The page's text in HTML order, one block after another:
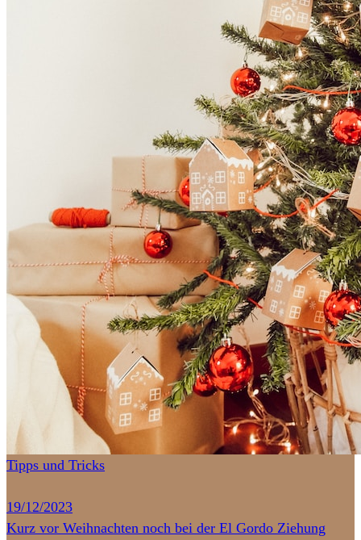
Tipps und Tricks
19/12/2023
Kurz vor Weihnachten noch bei der El Gordo Ziehung